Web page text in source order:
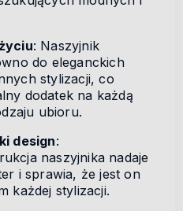
: Naszyjnik
do eleganckich
stylizacji, co
dodatek na każdą
ubioru.
design:
naszyjnika nadaje
i sprawia, że jest on
każdej stylizacji.